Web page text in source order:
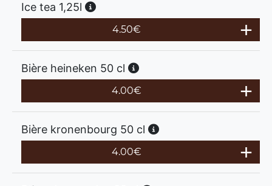
Ice tea 1,25l
4.50€
Bière heineken 50 cl
4.00€
Bière kronenbourg 50 cl
4.00€